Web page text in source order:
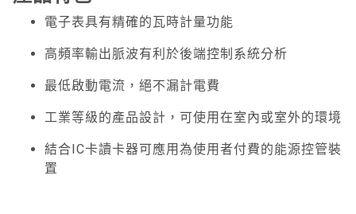
電子表具有精確的瓦時計量功能
高頻率輸出脈波有利於後端控制系統分析
最低啟動電流，絕不漏計電費
工業等級的產品設計，可使用在室內或室外的環境
結合IC卡讀卡器可應用為使用者付費的能源控管裝
置